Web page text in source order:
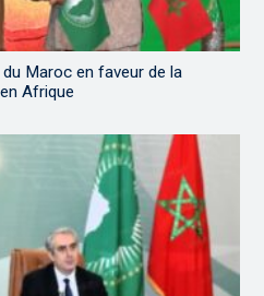
du Maroc en faveur de la
Afrique